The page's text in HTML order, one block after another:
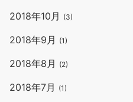
2018年10月 (3)
2018年9月 (1)
2018年8月 (2)
2018年7月 (1)